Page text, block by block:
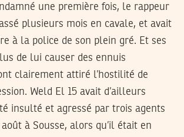
une première fois, le rappeur
plusieurs mois en cavale, et avait
à la police de son plein gré. Et ses
de lui causer des ennuis
clairement attiré l’hostilité de
Weld El 15 avait d’ailleurs
insulté et agressé par trois agents
à Sousse, alors qu’il était en